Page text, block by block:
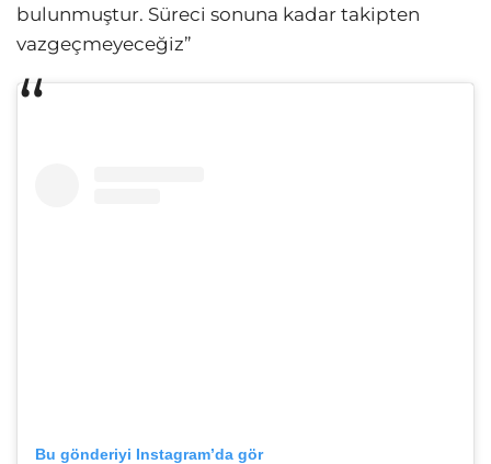
bulunmuştur. Süreci sonuna kadar takipten
vazgeçmeyeceğiz”
Bu gönderiyi Instagram’da gör